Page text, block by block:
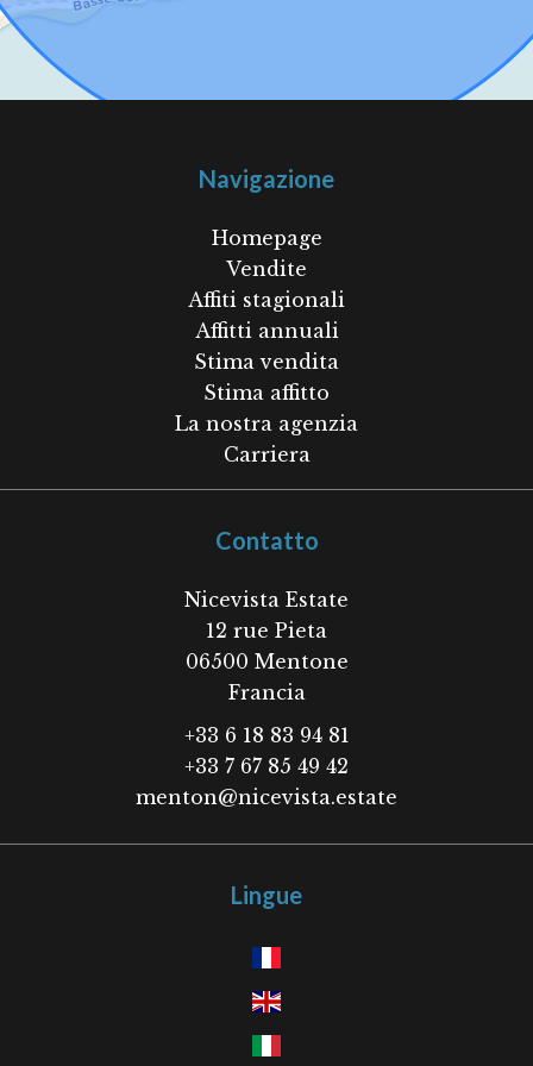
Navigazione
Homepage
Vendite
Affiti stagionali
Affitti annuali
Stima vendita
Stima affitto
La nostra agenzia
Carriera
Contatto
Nicevista Estate
12 rue Pieta
06500 Mentone
Francia
+33 6 18 83 94 81
+33 7 67 85 49 42
menton@nicevista.estate
Lingue